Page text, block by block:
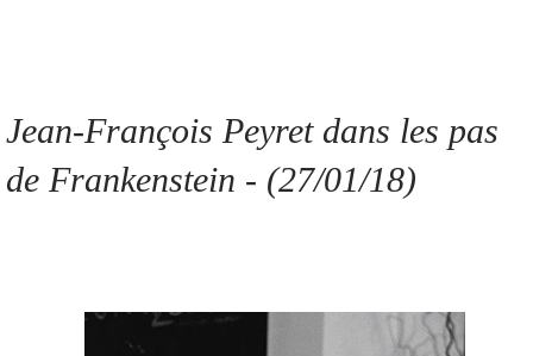
Se connecter
Jean-François Peyret dans les pas
de Frankenstein - (27/01/18)